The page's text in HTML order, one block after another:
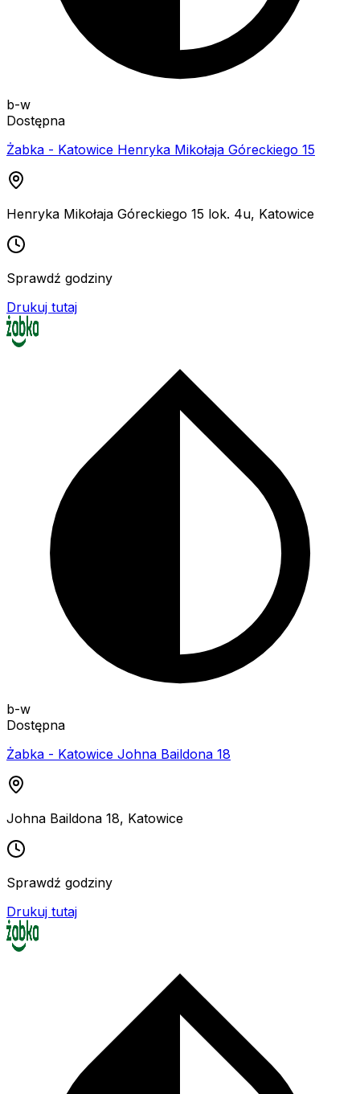
b-w
Dostępna
Żabka - Katowice Henryka Mikołaja Góreckiego 15
Henryka Mikołaja Góreckiego 15 lok. 4u, Katowice
Sprawdź godziny
Drukuj tutaj
b-w
Dostępna
Żabka - Katowice Johna Baildona 18
Johna Baildona 18, Katowice
Sprawdź godziny
Drukuj tutaj